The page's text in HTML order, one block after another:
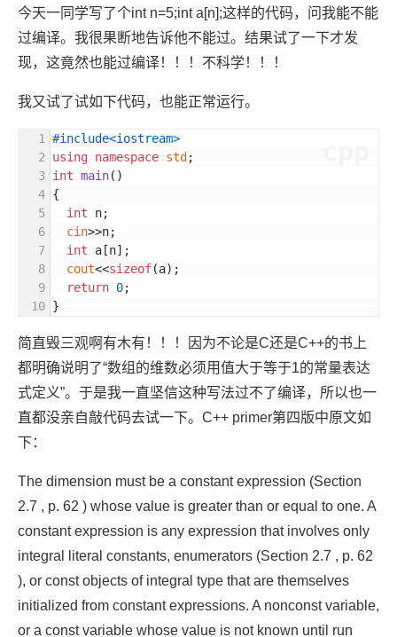
今天一同学写了个int n=5;int a[n];这样的代码，问我能不能
过编译。我很果断地告诉他不能过。结果试了一下才发
现，这竟然也能过编译！！！不科学！！！
我又试了试如下代码，也能正常运行。
#include<iostream>
using namespace std ;
int main()
{
int n;
cin>>n;
int a[n];
cout<<sizeof(a);
return 0;
}
简直毁三观啊有木有！！！因为不论是C还是C++的书上
都明确说明了“数组的维数必须用值大于等于1的常量表达
式定义”。于是我一直坚信这种写法过不了编译，所以也一
直都没亲自敲代码去试一下。C++ primer第四版中原文如
下：
The dimension must be a constant expression (Section
2.7 , p. 62 ) whose value is greater than or equal to one. A
constant expression is any expression that involves only
integral literal constants, enumerators (Section 2.7 , p. 62
), or const objects of integral type that are themselves
initialized from constant expressions. A nonconst variable,
or a const variable whose value is not known until run